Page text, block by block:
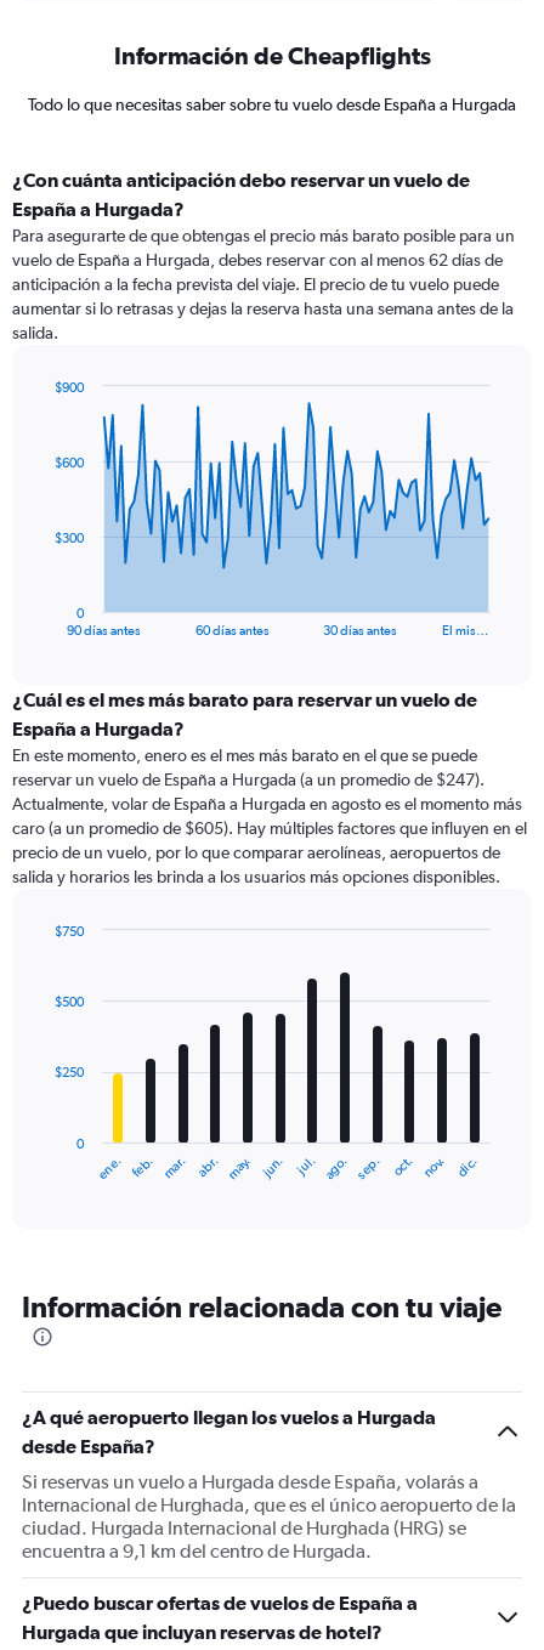
Información de Cheapflights
Todo lo que necesitas saber sobre tu vuelo desde España a Hurgada
¿Con cuánta anticipación debo reservar un vuelo de
España a Hurgada?
Para asegurarte de que obtengas el precio más barato posible para un
vuelo de España a Hurgada, debes reservar con al menos 62 días de
anticipación a la fecha prevista del viaje. El precio de tu vuelo puede
aumentar si lo retrasas y dejas la reserva hasta una semana antes de la
salida.
data
The
categories.
Range:
categories.
The
chart
has
1
Y
displaying
90 días antes 60 días antes 30 días antes El mis…
0
$300
$600
$900
¿Cuál es el mes más barato para reservar un vuelo de
España a Hurgada?
En este momento, enero es el mes más barato en el que se puede
reservar un vuelo de España a Hurgada (a un promedio de $247).
Actualmente, volar de España a Hurgada en agosto es el momento más
caro (a un promedio de $605). Hay múltiples factores que influyen en el
precio de un vuelo, por lo que comparar aerolíneas, aeropuertos de
salida y horarios les brinda a los usuarios más opciones disponibles.
with
12
The
categories.
The
Y
axis
values.
Range:
0
to
ene. feb. mar. abr. may. jun. jul. ago. sep. oct. nov. dic.
0
$250
$500
$750
Información relacionada con tu viaje
¿A qué aeropuerto llegan los vuelos a Hurgada
desde España?
Si reservas un vuelo a Hurgada desde España, volarás a
Internacional de Hurghada, que es el único aeropuerto de la
ciudad. Hurgada Internacional de Hurghada (HRG) se
encuentra a 9,1 km del centro de Hurgada.
¿Puedo buscar ofertas de vuelos de España a
Hurgada que incluyan reservas de hotel?